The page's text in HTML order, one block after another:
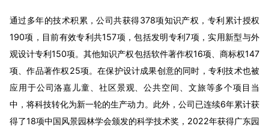
通过多年的技术积累，公司共获得378项知识产权，专利累计授权
190项，目前有效专利共157项，包括发明专利7项，实用新型与外
观设计专利150项。其他知识产权包括软件著作权16项、商标权147
项、作品著作权25项。在保护设计成果创意的同时，专利技术也被
应用于公司洛嘉儿童、社区景观、公共空间、文旅等多个项目当
中，将科技转化为新一轮的生产动力。此外，公司已连续6年累计获
得了18项中国风景园林学会颁发的科学技术奖，2022年获得广东园